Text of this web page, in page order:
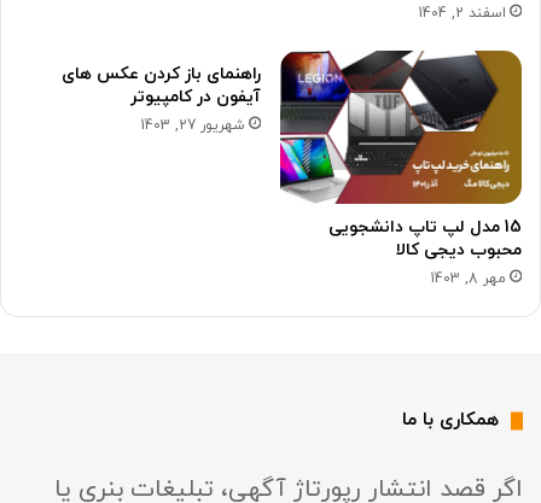
اسفند 2, 1404
15 مدل لپ تاپ دانشجویی
محبوب دیجی کالا
مهر 8, 1403
راهنمای باز کردن عکس های
آیفون در کامپیوتر
شهریور 27, 1403
همکاری با ما
اگر قصد انتشار رپورتاژ آگهی، تبلیغات بنری یا